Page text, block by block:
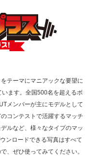
組「ONE MORNING」
テーマにマニアックな要望に
ます。全国500名を超えるボ
メンバーが主にモデルとして
コンテストで活躍するマッチ
ルなど、様々なタイプのマッ
ンロードできる写真はすべて
、ぜひ使ってみてください。